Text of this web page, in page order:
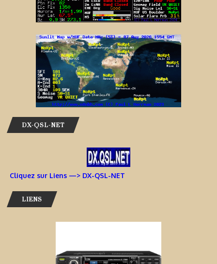
DX-QSL-NET
Cliquez sur Liens —> DX-QSL-NET
LIENS